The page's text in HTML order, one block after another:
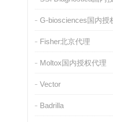
G-biosciences国内授
Fisher北京代理
Moltox国内授权代理
Vector
Badrilla